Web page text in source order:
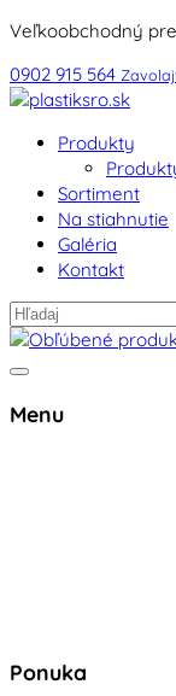
Veľkoobchodný
0902 915 564
Produkty
Sortiment
Na stiahnutie
Galéria
Kontakt
Menu
Ponuka